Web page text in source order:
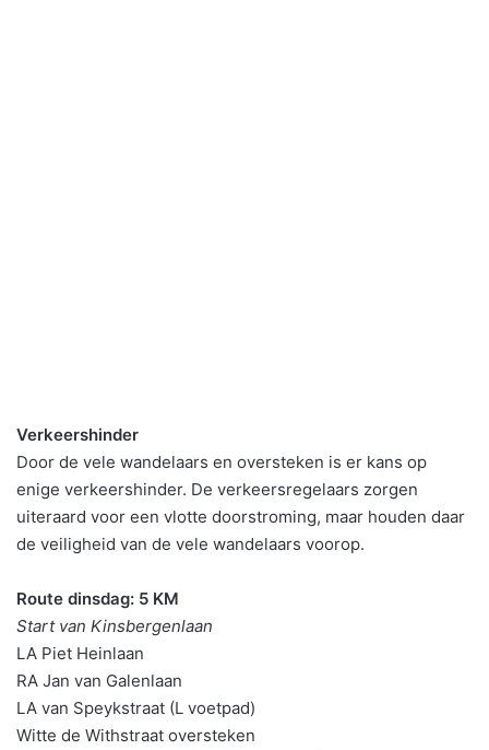
Verkeershinder
Door de vele wandelaars en oversteken is er kans op
enige verkeershinder. De verkeersregelaars zorgen
uiteraard voor een vlotte doorstroming, maar houden daar
de veiligheid van de vele wandelaars voorop.
Route dinsdag: 5 KM
Start van Kinsbergenlaan
LA Piet Heinlaan
RA Jan van Galenlaan
LA van Speykstraat (L voetpad)
Witte de Withstraat oversteken